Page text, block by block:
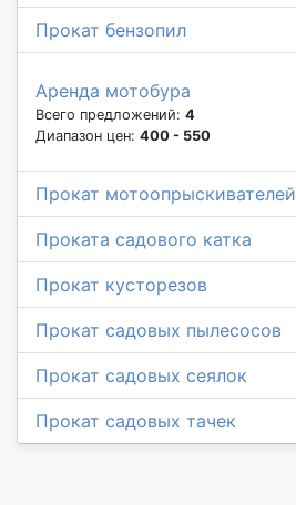
Прокат бензопил
Аренда мотобура
Всего предложений: 4
Диапазон цен: 400 - 550
Прокат мотоопрыскивателей
Проката садового катка
Прокат кусторезов
Прокат садовых пылесосов
Прокат садовых сеялок
Прокат садовых тачек